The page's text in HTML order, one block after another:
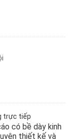
trực tiếp
có bề dày kinh
thiết kế và